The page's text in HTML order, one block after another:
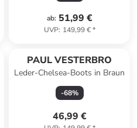
ab: 51,99 €
UVP: 149,99 €*
PAUL VESTERBRO
Leder-Chelsea-Boots in Braun
-68%
46,99 €